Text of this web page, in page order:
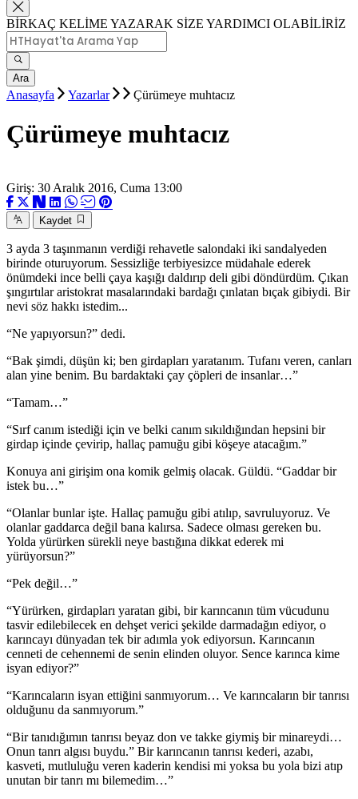
BİRKAÇ KELİME YAZARAK SİZE YARDIMCI OLABİLİRİZ
Ara
Anasayfa Yazarlar Çürümeye muhtacız
Çürümeye muhtacız
Giriş: 30 Aralık 2016, Cuma 13:00
Kaydet
3 ayda 3 taşınmanın verdiği rehavetle salondaki iki sandalyeden
birinde oturuyorum. Sessizliğe terbiyesizce müdahale ederek
önümdeki ince belli çaya kaşığı daldırıp deli gibi döndürdüm. Çıkan
şıngırtılar aristokrat masalarındaki bardağı çınlatan bıçak gibiydi. Bir
nevi söz hakkı istedim...
“Ne yapıyorsun?” dedi.
“Bak şimdi, düşün ki; ben girdapları yaratanım. Tufanı veren, canları
alan yine benim. Bu bardaktaki çay çöpleri de insanlar…”
“Tamam…”
“Sırf canım istediği için ve belki canım sıkıldığından hepsini bir
girdap içinde çevirip, hallaç pamuğu gibi köşeye atacağım.”
Konuya ani girişim ona komik gelmiş olacak. Güldü. “Gaddar bir
istek bu…”
“Olanlar bunlar işte. Hallaç pamuğu gibi atılıp, savruluyoruz. Ve
olanlar gaddarca değil bana kalırsa. Sadece olması gereken bu.
Yolda yürürken sürekli neye bastığına dikkat ederek mi
yürüyorsun?”
“Pek değil…”
“Yürürken, girdapları yaratan gibi, bir karıncanın tüm vücudunu
tasvir edilebilecek en dehşet verici şekilde darmadağın ediyor, o
karıncayı dünyadan tek bir adımla yok ediyorsun. Karıncanın
cenneti de cehennemi de senin elinden oluyor. Sence karınca kime
isyan ediyor?”
“Karıncaların isyan ettiğini sanmıyorum… Ve karıncaların bir tanrısı
olduğunu da sanmıyorum.”
“Bir tanıdığımın tanrısı beyaz don ve takke giymiş bir minareydi…
Onun tanrı algısı buydu.” Bir karıncanın tanrısı kederi, azabı,
kasveti, mutluluğu veren kaderin kendisi mi yoksa bu yola bizi atıp
unutan bir tanrı mı bilemedim…”